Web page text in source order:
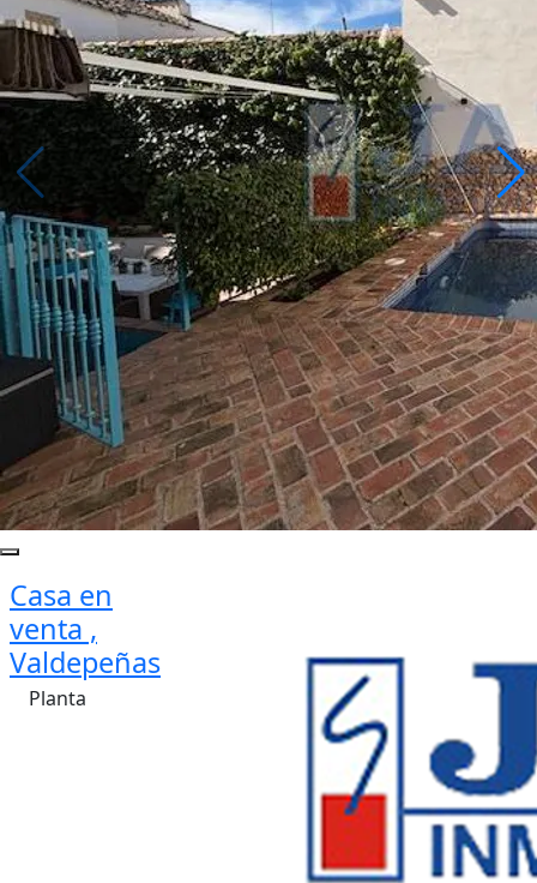
Casa en
venta ,
Valdepeñas
Planta